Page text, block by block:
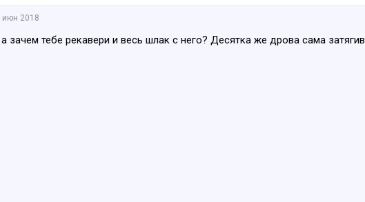
июн 2018
зачем тебе рекавери и весь шлак с него? Десятка же дрова сама